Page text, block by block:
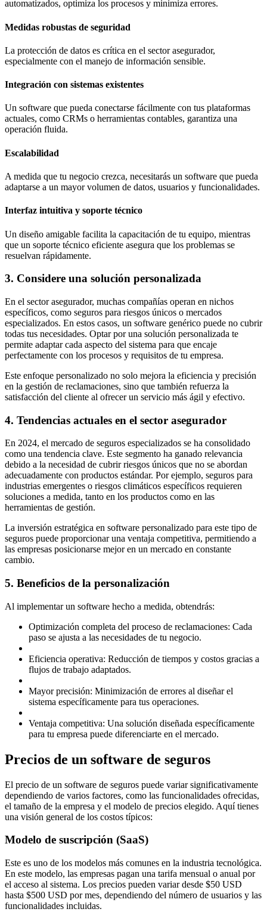
automatizados, optimiza los procesos y minimiza errores.
Medidas robustas de seguridad
La protección de datos es crítica en el sector asegurador,
especialmente con el manejo de información sensible.
Integración con sistemas existentes
Un software que pueda conectarse fácilmente con tus plataformas
actuales, como CRMs o herramientas contables, garantiza una
operación fluida.
Escalabilidad
A medida que tu negocio crezca, necesitarás un software que pueda
adaptarse a un mayor volumen de datos, usuarios y funcionalidades.
Interfaz intuitiva y soporte técnico
Un diseño amigable facilita la capacitación de tu equipo, mientras
que un soporte técnico eficiente asegura que los problemas se
resuelvan rápidamente.
3. Considere una solución personalizada
En el sector asegurador, muchas compañías operan en nichos
específicos, como seguros para riesgos únicos o mercados
especializados. En estos casos, un software genérico puede no cubrir
todas tus necesidades. Optar por una solución personalizada te
permite adaptar cada aspecto del sistema para que encaje
perfectamente con los procesos y requisitos de tu empresa.
Este enfoque personalizado no solo mejora la eficiencia y precisión
en la gestión de reclamaciones, sino que también refuerza la
satisfacción del cliente al ofrecer un servicio más ágil y efectivo.
4. Tendencias actuales en el sector asegurador
En 2024, el mercado de seguros especializados se ha consolidado
como una tendencia clave. Este segmento ha ganado relevancia
debido a la necesidad de cubrir riesgos únicos que no se abordan
adecuadamente con productos estándar. Por ejemplo, seguros para
industrias emergentes o riesgos climáticos específicos requieren
soluciones a medida, tanto en los productos como en las
herramientas de gestión.
La inversión estratégica en software personalizado para este tipo de
seguros puede proporcionar una ventaja competitiva, permitiendo a
las empresas posicionarse mejor en un mercado en constante
cambio.
5. Beneficios de la personalización
Al implementar un software hecho a medida, obtendrás:
Optimización completa del proceso de reclamaciones: Cada
paso se ajusta a las necesidades de tu negocio.
Eficiencia operativa: Reducción de tiempos y costos gracias a
flujos de trabajo adaptados.
Mayor precisión: Minimización de errores al diseñar el
sistema específicamente para tus operaciones.
Ventaja competitiva: Una solución diseñada específicamente
para tu empresa puede diferenciarte en el mercado.
Precios de un software de seguros
El precio de un software de seguros puede variar significativamente
dependiendo de varios factores, como las funcionalidades ofrecidas,
el tamaño de la empresa y el modelo de precios elegido. Aquí tienes
una visión general de los costos típicos:
Modelo de suscripción (SaaS)
Este es uno de los modelos más comunes en la industria tecnológica.
En este modelo, las empresas pagan una tarifa mensual o anual por
el acceso al sistema. Los precios pueden variar desde $50 USD
hasta $500 USD por mes, dependiendo del número de usuarios y las
funcionalidades incluidas.